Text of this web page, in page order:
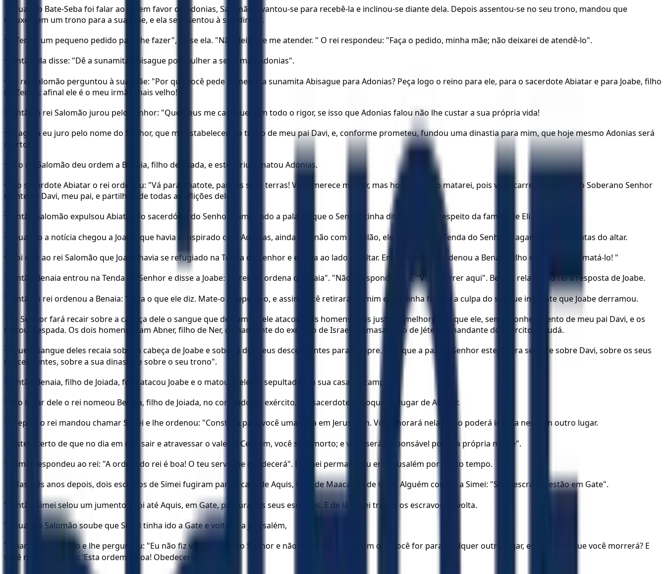
19
Quando Bate-Seba foi falar ao rei em favor de Adonias, Salomão levantou-se para recebê-la e inclinou-se diante dela. Depois assentou-se no seu trono, mandou que
trouxessem um trono para a sua mãe, e ela se assentou à sua direita.
20 "Tenho um pequeno pedido para lhe fazer", disse ela. "Não deixe de me atender. " O rei respondeu: "Faça o pedido, minha mãe; não deixarei de atendê-lo".
21 Então ela disse: "Dê a sunamita Abisague por mulher a seu irmão Adonias".
22
O rei Salomão perguntou à sua mãe: "Por que você pede somente a sunamita Abisague para Adonias? Peça logo o reino para ele, para o sacerdote Abiatar e para Joabe, filho
de Zeruia; afinal ele é o meu irmão mais velho! "
23 Então o rei Salomão jurou pelo Senhor: "Que Deus me castigue com todo o rigor, se isso que Adonias falou não lhe custar a sua própria vida!
24
E agora eu juro pelo nome do Senhor, que me estabeleceu no trono de meu pai Davi, e, conforme prometeu, fundou uma dinastia para mim, que hoje mesmo Adonias será
morto! "
25 E o rei Salomão deu ordem a Benaia, filho de Joiada, e este feriu e matou Adonias.
26
Ao sacerdote Abiatar o rei ordenou: "Vá para Anatote, para as suas terras! Você merece morrer, mas hoje eu não o matarei, pois você carregou a arca do Soberano Senhor
diante de Davi, meu pai, e partilhou de todas as aflições dele".
27 Então Salomão expulsou Abiatar do sacerdócio do Senhor, cumprindo a palavra que o Senhor tinha dito em Siló a respeito da família de Eli.
28 Quando a notícia chegou a Joabe, que havia conspirado com Adonias, ainda que não com Absalão, ele fugiu para a Tenda do Senhor e agarrou-se às pontas do altar.
29 Foi dito ao rei Salomão que Joabe havia se refugiado na Tenda do Senhor e estava ao lado do altar. Então Salomão ordenou a Benaia, filho de Joiada: "Vá matá-lo! "
30 Então Benaia entrou na Tenda do Senhor e disse a Joabe: "O rei lhe ordena que saia". "Não", respondeu ele, "Vou morrer aqui". Benaia relatou ao rei a resposta de Joabe.
31 Então o rei ordenou a Benaia: "Faça o que ele diz. Mate-o e sepulte-o, e assim você retirará de mim e da minha família a culpa do sangue inocente que Joabe derramou.
32
O Senhor fará recair sobre a cabeça dele o sangue que derramou: ele atacou dois homens mais justos e melhores do que ele, sem o conhecimento de meu pai Davi, e os
matou à espada. Os dois homens eram Abner, filho de Ner, comandante do exército de Israel, e Amasa, filho de Jéter, comandante do exército de Judá.
33
Que o sangue deles recaia sobre a cabeça de Joabe e sobre a dos seus descendentes para sempre. Mas que a paz do Senhor esteja para sempre sobre Davi, sobre os seus
descendentes, sobre a sua dinastia e sobre o seu trono".
34 Então Benaia, filho de Joiada, foi e atacou Joabe e o matou, e ele foi sepultado em sua casa no campo.
35 No lugar dele o rei nomeou Benaia, filho de Joiada, no comando do exército, e o sacerdote Zadoque no lugar de Abiatar.
36 Depois o rei mandou chamar Simei e lhe ordenou: "Construa para você uma casa em Jerusalém. Você morará nela e não poderá ir para nenhum outro lugar.
37 Esteja certo de que no dia em que sair e atravessar o vale de Cedrom, você será morto; e você será responsável por sua própria morte".
38 Simei respondeu ao rei: "A ordem do rei é boa! O teu servo lhe obedecerá". E Simei permaneceu em Jerusalém por muito tempo.
39 Mas três anos depois, dois escravos de Simei fugiram para a casa de Aquis, filho de Maaca, rei de Gate. Alguém contou a Simei: "Seus escravos estão em Gate".
40 Então Simei selou um jumento e foi até Aquis, em Gate, procurar os seus escravos. E de lá Simei trouxe os escravos de volta.
41 Quando Salomão soube que Simei tinha ido a Gate e voltado a Jerusalém,
42
mandou chamá-lo e lhe perguntou: "Eu não fiz você jurar pelo Senhor e não o adverti: No dia em que você for para qualquer outro lugar, esteja certo que você morrerá? E
você me respondeu: ‘Esta ordem é boa! Obedecerei’.